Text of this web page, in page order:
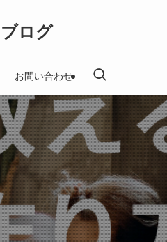
ログ
お問い合わせ